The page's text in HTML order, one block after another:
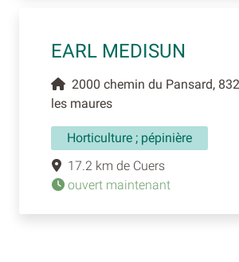
EARL MEDISUN
2000 chemin du Pansard,
les maures
Horticulture ; pépinière
17.2 km de Cuers
ouvert maintenant